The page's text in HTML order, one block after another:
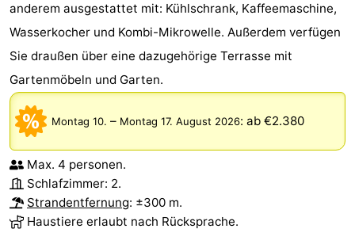
anderem ausgestattet mit: Kühlschrank, Kaffeemaschine,
Wasserkocher und Kombi-Mikrowelle. Außerdem verfügen
Sie draußen über eine dazugehörige Terrasse mit
Gartenmöbeln und Garten.
Montag 10. – Montag 17. August 2026: ab €2.380
Max. 4 personen.
Schlafzimmer: 2.
Strandentfernung: ±300 m.
Haustiere erlaubt nach Rücksprache.